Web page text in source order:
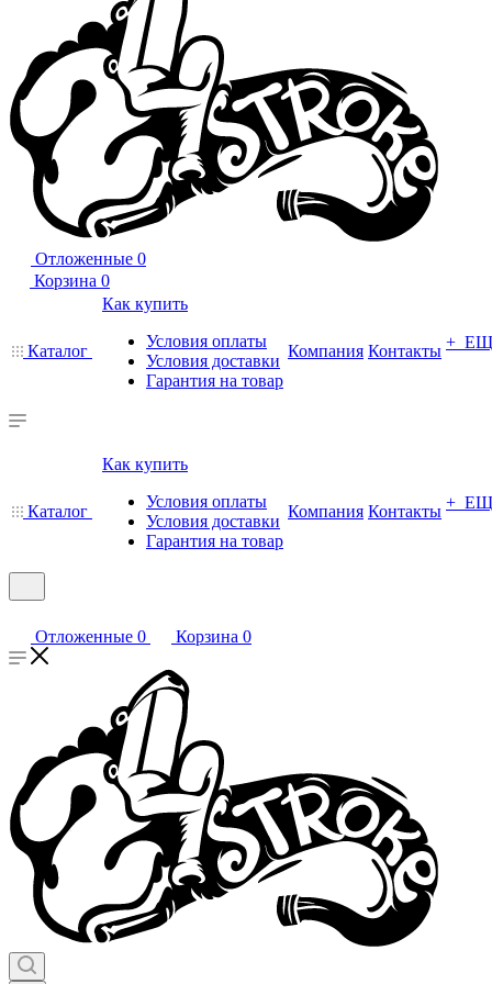
Отложенные 0
Корзина 0
Каталог
Как купить
Условия оплаты
Условия доставки
Гарантия на товар
Компания Контакты +
Каталог
Как купить
Условия оплаты
Условия доставки
Гарантия на товар
Компания Контакты +
Отложенные 0 Корзина 0